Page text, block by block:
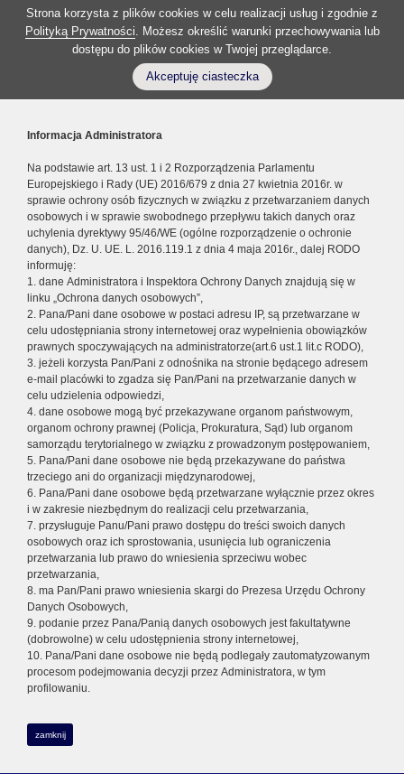
Strona korzysta z plików cookies w celu realizacji usług i zgodnie z
Polityką Prywatności. Możesz określić warunki przechowywania lub
dostępu do plików cookies w Twojej przeglądarce.
Akceptuję ciasteczka
Informacja Administratora
Na podstawie art. 13 ust. 1 i 2 Rozporządzenia Parlamentu
Europejskiego i Rady (UE) 2016/679 z dnia 27 kwietnia 2016r. w
sprawie ochrony osób fizycznych w związku z przetwarzaniem danych
osobowych i w sprawie swobodnego przepływu takich danych oraz
uchylenia dyrektywy 95/46/WE (ogólne rozporządzenie o ochronie
danych), Dz. U. UE. L. 2016.119.1 z dnia 4 maja 2016r., dalej RODO
informuję:
1. dane Administratora i Inspektora Ochrony Danych znajdują się w
linku „Ochrona danych osobowych”,
2. Pana/Pani dane osobowe w postaci adresu IP, są przetwarzane w
celu udostępniania strony internetowej oraz wypełnienia obowiązków
prawnych spoczywających na administratorze(art.6 ust.1 lit.c RODO),
3. jeżeli korzysta Pan/Pani z odnośnika na stronie będącego adresem
e-mail placówki to zgadza się Pan/Pani na przetwarzanie danych w
celu udzielenia odpowiedzi,
4. dane osobowe mogą być przekazywane organom państwowym,
organom ochrony prawnej (Policja, Prokuratura, Sąd) lub organom
samorządu terytorialnego w związku z prowadzonym postępowaniem,
5. Pana/Pani dane osobowe nie będą przekazywane do państwa
trzeciego ani do organizacji międzynarodowej,
6. Pana/Pani dane osobowe będą przetwarzane wyłącznie przez okres
i w zakresie niezbędnym do realizacji celu przetwarzania,
7. przysługuje Panu/Pani prawo dostępu do treści swoich danych
osobowych oraz ich sprostowania, usunięcia lub ograniczenia
przetwarzania lub prawo do wniesienia sprzeciwu wobec
przetwarzania,
8. ma Pan/Pani prawo wniesienia skargi do Prezesa Urzędu Ochrony
Danych Osobowych,
9. podanie przez Pana/Panią danych osobowych jest fakultatywne
(dobrowolne) w celu udostępnienia strony internetowej,
10. Pana/Pani dane osobowe nie będą podlegały zautomatyzowanym
procesom podejmowania decyzji przez Administratora, w tym
profilowaniu.
zamknij